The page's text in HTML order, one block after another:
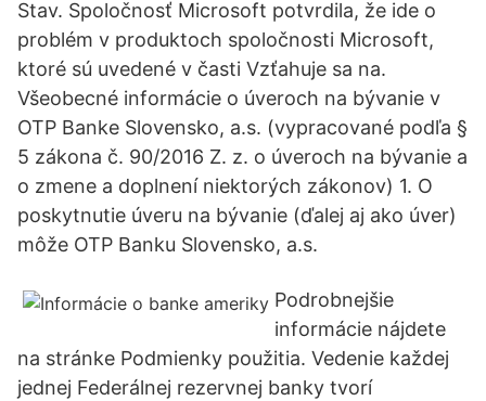
Stav. Spoločnosť Microsoft potvrdila, že ide o
problém v produktoch spoločnosti Microsoft,
ktoré sú uvedené v časti Vzťahuje sa na.
Všeobecné informácie o úveroch na bývanie v
OTP Banke Slovensko, a.s. (vypracované podľa §
5 zákona č. 90/2016 Z. z. o úveroch na bývanie a
o zmene a doplnení niektorých zákonov) 1. O
poskytnutie úveru na bývanie (ďalej aj ako úver)
môže OTP Banku Slovensko, a.s.
Podrobnejšie
informácie nájdete
na stránke Podmienky použitia. Vedenie každej
jednej Federálnej rezervnej banky tvorí